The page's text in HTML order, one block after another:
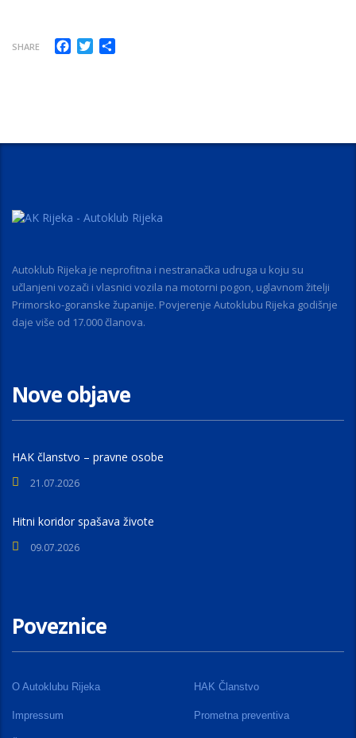
SHARE Facebook
Twitter
Autoklub Rijeka je neprofitna i nestranačka udruga u koju su
učlanjeni vozači i vlasnici vozila na motorni pogon, uglavnom žitelji
Primorsko-goranske županije. Povjerenje Autoklubu Rijeka godišnje
daje više od 17.000 članova.
Nove objave
HAK članstvo – pravne osobe
21.07.2026
Hitni koridor spašava živote
09.07.2026
Poveznice
O Autoklubu Rijeka HAK Članstvo
Impressum Prometna preventiva